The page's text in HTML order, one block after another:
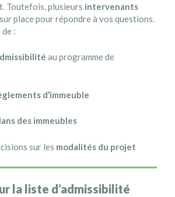
Toutefois, plusieurs intervenants
sur place pour répondre à vos questions.
de :
au programme de
d’immeuble
des immeubles
sur les modalités du projet
la liste d’admissibilité